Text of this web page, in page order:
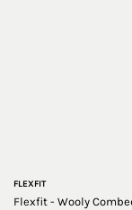
FLEXFIT
Flexfit - Wooly